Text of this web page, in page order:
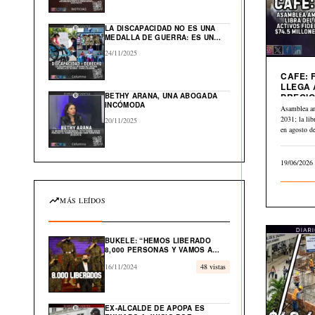
LA DISCAPACIDAD NO ES UNA
MEDALLA DE GUERRA: ES UN
24/11/2025
BETHY ARANA, UNA ABOGADA
INCÓMODA
20/11/2025
MÁS LEÍDOS
BUKELE: “HEMOS LIBERADO
8,000 PERSONAS Y VAMOS A
INOCENTES”
16/11/2024 48 vistas
EX-ALCALDE DE APOPA ES
CAFE:
LLEGA
A $2.84
Asamblea
2031; la
en agosto
19/06/2026